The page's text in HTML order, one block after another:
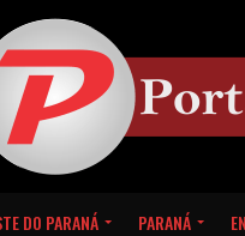
DO PARANÁ PARANÁ